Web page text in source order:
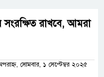
রাখবে, আমরা
সোমবার, ১ সেপ্টেম্বর ২০২৫